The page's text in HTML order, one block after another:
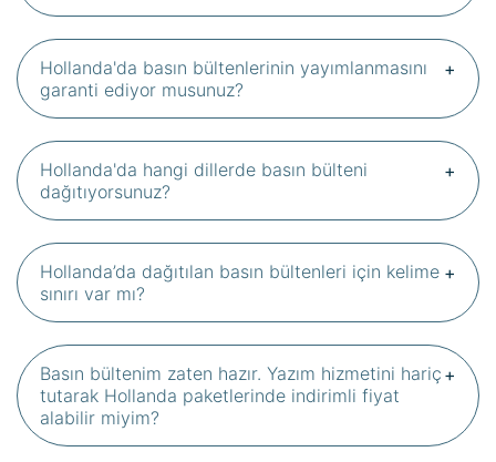
Hollanda'da basın bültenlerinin yayımlanmasını
garanti ediyor musunuz?
Hollanda'da hangi dillerde basın bülteni
dağıtıyorsunuz?
Hollanda’da dağıtılan basın bültenleri için kelime
sınırı var mı?
Basın bültenim zaten hazır. Yazım hizmetini hariç
tutarak Hollanda paketlerinde indirimli fiyat
alabilir miyim?